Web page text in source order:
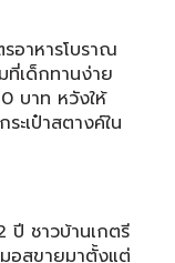
อาหารโบราณ
ที่เด็กทานง่าย
บาท หวังให้
ะเป๋าสตางค์ใน
ปี ชาวบ้านเกตรี
อสขายมาตั้งแต่